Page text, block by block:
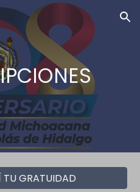
Skip to navigation
GRATUIDAD